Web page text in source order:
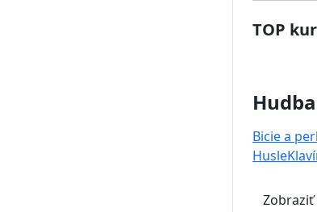
TOP
Hudba
Bicie a
Husle
Zobraziť